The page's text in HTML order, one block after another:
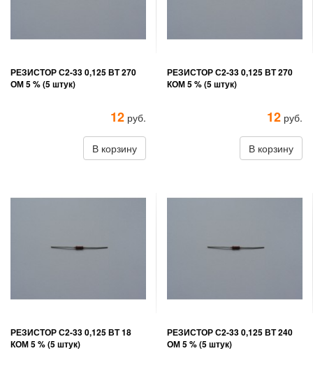
РЕЗИСТОР С2-33 0,125 ВТ 270
ОМ 5 % (5 штук)
12 руб.
В корзину
РЕЗИСТОР С2-33 0,125 ВТ 270
КОМ 5 % (5 штук)
12 руб.
В корзину
РЕЗИСТОР С2-33 0,125 ВТ 18
КОМ 5 % (5 штук)
РЕЗИСТОР С2-33 0,125 ВТ 240
ОМ 5 % (5 штук)